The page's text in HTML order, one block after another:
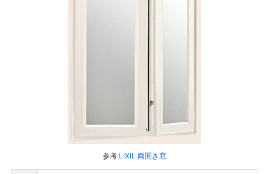
参考:LIXIL 両開き窓